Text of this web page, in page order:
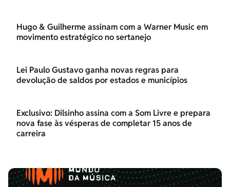
Hugo & Guilherme assinam com a Warner Music em
movimento estratégico no sertanejo
Lei Paulo Gustavo ganha novas regras para
devolução de saldos por estados e municípios
Exclusivo: Dilsinho assina com a Som Livre e prepara
nova fase às vésperas de completar 15 anos de
carreira